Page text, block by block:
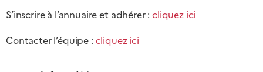
S’inscrire à l’annuaire et adhérer :cliquez ici
Contacter l’équipe : cliquez ici